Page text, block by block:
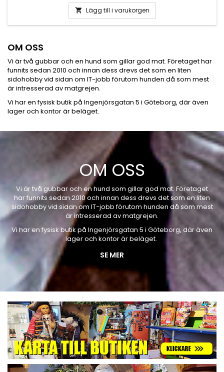
 Lägg till i varukorgen
OM OSS
Vi är två gubbar och en hund som gillar god mat. Företaget har
funnits sedan 2010 och innan dess drevs det som en liten
sidohobby vid sidan om IT-jobb förutom hunden då som mest
är intresserad av matgrejen.
Vi har en fysisk butik på Ingenjörsgatan 5 i Göteborg, där även
lager och kontor är beläget.
OM OSS
Vi är två gubbar och en hund som gillar god mat. Företaget
har funnits sedan 2010 och innan dess drevs det som en liten
sidohobby vid sidan om IT-jobb förutom hunden då som mest
är intresserad av matgrejen.
Vi har en fysisk butik på Ingenjörsgatan 5 i Göteborg, där även
lager och kontor är beläget.
SE MER